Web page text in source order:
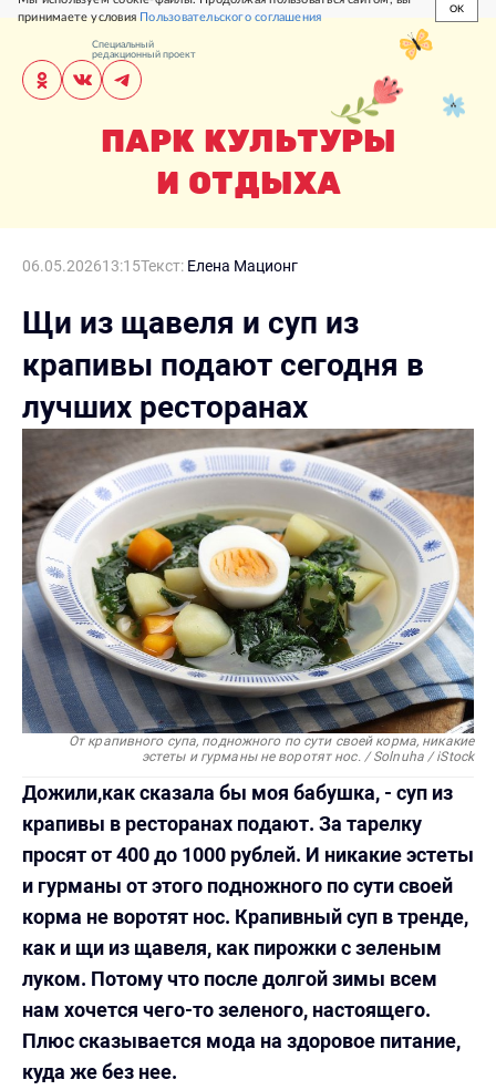
принимаете условия Пользовательского соглашения
OK
Специальный
редакционный проект
ПАРК КУЛЬТУРЫ
И ОТДЫХА
06.05.202613:15Текст: Елена Мационг
Щи из щавеля и суп из
крапивы подают сегодня в
лучших ресторанах
От крапивного супа, подножного по сути своей корма, никакие
эстеты и гурманы не воротят нос./Solnuha / iStock
Дожили,как сказала бы моя бабушка, - суп из
крапивы в ресторанах подают. За тарелку
просят от 400 до 1000 рублей. И никакие эстеты
и гурманы от этого подножного по сути своей
корма не воротят нос. Крапивный суп в тренде,
как и щи из щавеля, как пирожки с зеленым
луком. Потому что после долгой зимы всем
нам хочется чего-то зеленого, настоящего.
Плюс сказывается мода на здоровое питание,
куда же без нее.